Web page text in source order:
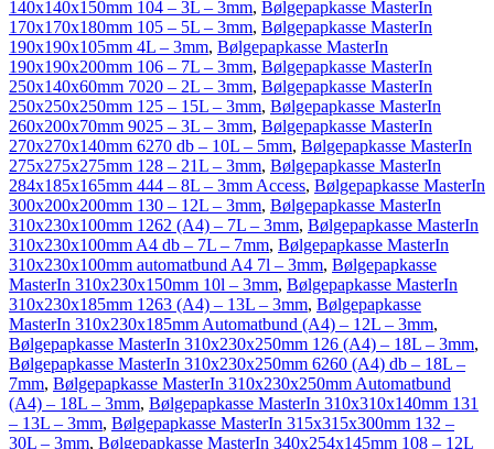
140x140x150mm 104 – 3L – 3mm, Bølgepapkasse MasterIn
170x170x180mm 105 – 5L – 3mm, Bølgepapkasse MasterIn
190x190x105mm 4L – 3mm, Bølgepapkasse MasterIn
190x190x200mm 106 – 7L – 3mm, Bølgepapkasse MasterIn
250x140x60mm 7020 – 2L – 3mm, Bølgepapkasse MasterIn
250x250x250mm 125 – 15L – 3mm, Bølgepapkasse MasterIn
260x200x70mm 9025 – 3L – 3mm, Bølgepapkasse MasterIn
270x270x140mm 6270 db – 10L – 5mm, Bølgepapkasse MasterIn
275x275x275mm 128 – 21L – 3mm, Bølgepapkasse MasterIn
284x185x165mm 444 – 8L – 3mm Access, Bølgepapkasse MasterIn
300x200x200mm 130 – 12L – 3mm, Bølgepapkasse MasterIn
310x230x100mm 1262 (A4) – 7L – 3mm, Bølgepapkasse MasterIn
310x230x100mm A4 db – 7L – 7mm, Bølgepapkasse MasterIn
310x230x100mm automatbund A4 7l – 3mm, Bølgepapkasse
MasterIn 310x230x150mm 10l – 3mm, Bølgepapkasse MasterIn
310x230x185mm 1263 (A4) – 13L – 3mm, Bølgepapkasse
MasterIn 310x230x185mm Automatbund (A4) – 12L – 3mm,
Bølgepapkasse MasterIn 310x230x250mm 126 (A4) – 18L – 3mm,
Bølgepapkasse MasterIn 310x230x250mm 6260 (A4) db – 18L –
7mm, Bølgepapkasse MasterIn 310x230x250mm Automatbund
(A4) – 18L – 3mm, Bølgepapkasse MasterIn 310x310x140mm 131
– 13L – 3mm, Bølgepapkasse MasterIn 315x315x300mm 132 –
30L – 3mm, Bølgepapkasse MasterIn 340x254x145mm 108 – 12L